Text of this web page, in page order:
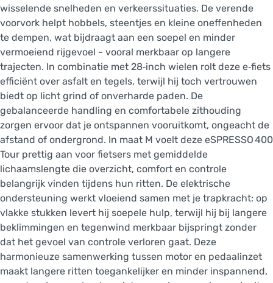
wisselende snelheden en verkeerssituaties. De verende
voorvork helpt hobbels, steentjes en kleine oneffenheden
te dempen, wat bijdraagt aan een soepel en minder
vermoeiend rijgevoel - vooral merkbaar op langere
trajecten. In combinatie met 28‑inch wielen rolt deze e‑fiets
efficiënt over asfalt en tegels, terwijl hij toch vertrouwen
biedt op licht grind of onverharde paden. De
gebalanceerde handling en comfortabele zithouding
zorgen ervoor dat je ontspannen vooruitkomt, ongeacht de
afstand of ondergrond. In maat M voelt deze eSPRESSO 400
Tour prettig aan voor fietsers met gemiddelde
lichaamslengte die overzicht, comfort en controle
belangrijk vinden tijdens hun ritten. De elektrische
ondersteuning werkt vloeiend samen met je trapkracht: op
vlakke stukken levert hij soepele hulp, terwijl hij bij langere
beklimmingen en tegenwind merkbaar bijspringt zonder
dat het gevoel van controle verloren gaat. Deze
harmonieuze samenwerking tussen motor en pedaalinzet
maakt langere ritten toegankelijker en minder inspannend,